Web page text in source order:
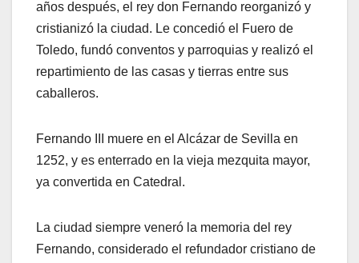
años después, el rey don Fernando reorganizó y
cristianizó la ciudad. Le concedió el Fuero de
Toledo, fundó conventos y parroquias y realizó el
repartimiento de las casas y tierras entre sus
caballeros.
Fernando III muere en el Alcázar de Sevilla en
1252, y es enterrado en la vieja mezquita mayor,
ya convertida en Catedral.
La ciudad siempre veneró la memoria del rey
Fernando, considerado el refundador cristiano de